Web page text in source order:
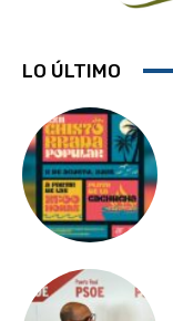
LO ÚLTIMO